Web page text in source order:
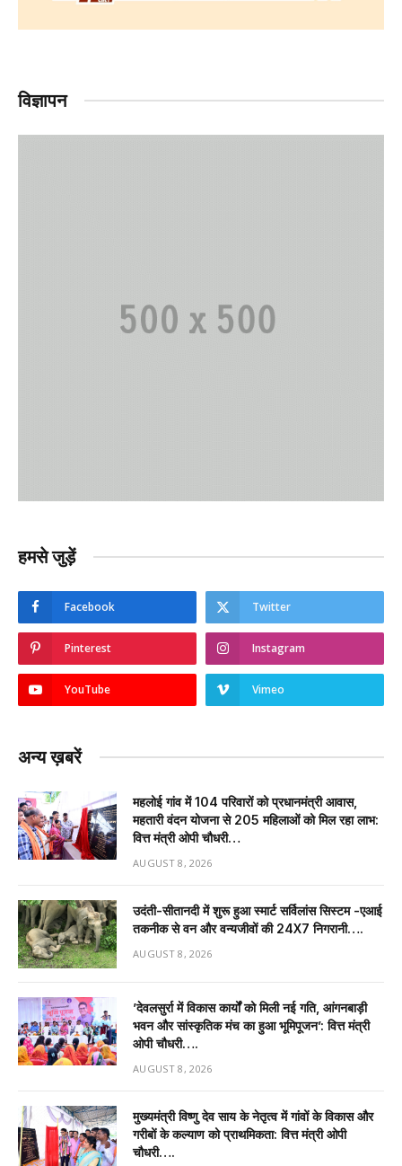
विज्ञापन
हमसे जुड़ें
Facebook Twitter
Pinterest Instagram
YouTube Vimeo
अन्य ख़बरें
महलोई गांव में 104 परिवारों को प्रधानमंत्री आवास,
महतारी वंदन योजना से 205 महिलाओं को मिल रहा लाभ:
वित्त मंत्री ओपी चौधरी…
AUGUST 8, 2026
उदंती-सीतानदी में शुरू हुआ स्मार्ट सर्विलांस सिस्टम -एआई
तकनीक से वन और वन्यजीवों की 24X7 निगरानी….
AUGUST 8, 2026
’देवलसुर्रा में विकास कार्यों को मिली नई गति, आंगनबाड़ी
भवन और सांस्कृतिक मंच का हुआ भूमिपूजन’: वित्त मंत्री
ओपी चौधरी….
AUGUST 8, 2026
मुख्यमंत्री विष्णु देव साय के नेतृत्व में गांवों के विकास और
गरीबों के कल्याण को प्राथमिकता: वित्त मंत्री ओपी
चौधरी….